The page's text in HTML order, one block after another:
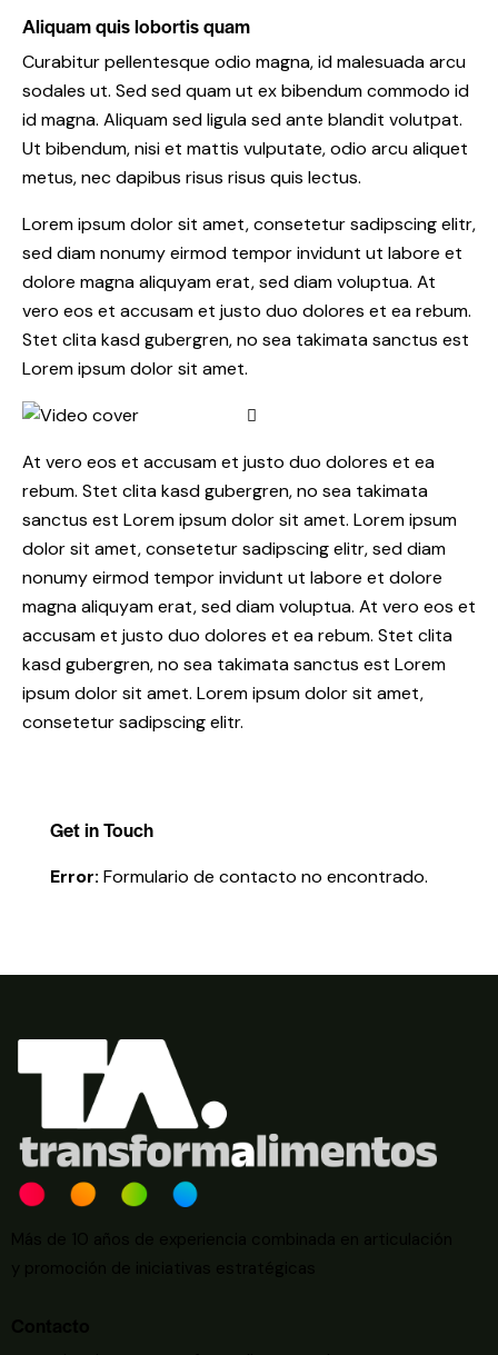
Aliquam quis lobortis quam
Curabitur pellentesque odio magna, id malesuada arcu
sodales ut. Sed sed quam ut ex bibendum commodo id
id magna. Aliquam sed ligula sed ante blandit volutpat.
Ut bibendum, nisi et mattis vulputate, odio arcu aliquet
metus, nec dapibus risus risus quis lectus.
Lorem ipsum dolor sit amet, consetetur sadipscing elitr,
sed diam nonumy eirmod tempor invidunt ut labore et
dolore magna aliquyam erat, sed diam voluptua. At
vero eos et accusam et justo duo dolores et ea rebum.
Stet clita kasd gubergren, no sea takimata sanctus est
Lorem ipsum dolor sit amet.
At vero eos et accusam et justo duo dolores et ea
rebum. Stet clita kasd gubergren, no sea takimata
sanctus est Lorem ipsum dolor sit amet. Lorem ipsum
dolor sit amet, consetetur sadipscing elitr, sed diam
nonumy eirmod tempor invidunt ut labore et dolore
magna aliquyam erat, sed diam voluptua. At vero eos et
accusam et justo duo dolores et ea rebum. Stet clita
kasd gubergren, no sea takimata sanctus est Lorem
ipsum dolor sit amet. Lorem ipsum dolor sit amet,
consetetur sadipscing elitr.
Get in Touch
Error: Formulario de contacto no encontrado.